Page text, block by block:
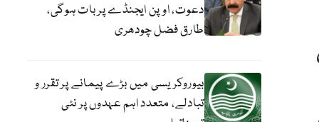
دعوت، اوپن ایجنڈے پر بات ہوگی،
طارق فضل چودھری
بیوروکریسی میں بڑے پیمانے پر تقرر و
تبادلے، متعدد اہم عہدوں پر نئی